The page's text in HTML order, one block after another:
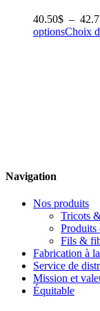
40.50$ –
optionsChoix
Navigation
Nos produits
Tricots
Produits
Fils &
Fabrication à
Service de
Mission et
Équitable